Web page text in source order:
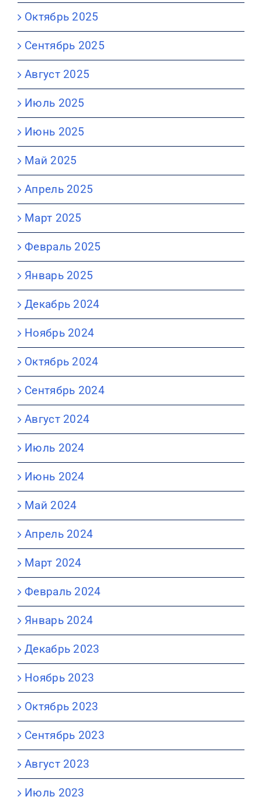
Октябрь 2025
Сентябрь 2025
Август 2025
Июль 2025
Июнь 2025
Май 2025
Апрель 2025
Март 2025
Февраль 2025
Январь 2025
Декабрь 2024
Ноябрь 2024
Октябрь 2024
Сентябрь 2024
Август 2024
Июль 2024
Июнь 2024
Май 2024
Апрель 2024
Март 2024
Февраль 2024
Январь 2024
Декабрь 2023
Ноябрь 2023
Октябрь 2023
Сентябрь 2023
Август 2023
Июль 2023